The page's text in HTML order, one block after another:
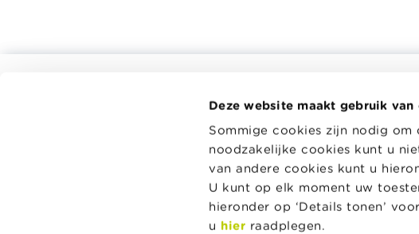
Deze website maakt gebruik van
Sommige cookies zijn nodig
noodzakelijke cookies kunt u
van andere cookies kunt u
U kunt op elk moment uw
hieronder op ‘Details tonen’
u hier raadplegen.
Budget, betalen, lenen en verzekeren
Pensioen en pensioenvoorbereiding
Wikifin.be helpt je bij
beslissingen. Ze
en handige
onafhankelijk van
spelers.
Lees meer over Wikifin